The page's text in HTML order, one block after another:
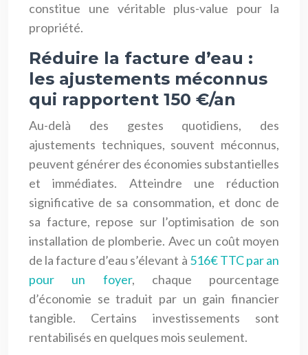
constitue une véritable plus-value pour la
propriété.
Réduire la facture d’eau :
les ajustements méconnus
qui rapportent 150 €/an
Au-delà des gestes quotidiens, des
ajustements techniques, souvent méconnus,
peuvent générer des économies substantielles
et immédiates. Atteindre une réduction
significative de sa consommation, et donc de
sa facture, repose sur l’optimisation de son
installation de plomberie. Avec un coût moyen
de la facture d’eau s’élevant à 516€ TTC par an
pour un foyer, chaque pourcentage
d’économie se traduit par un gain financier
tangible. Certains investissements sont
rentabilisés en quelques mois seulement.